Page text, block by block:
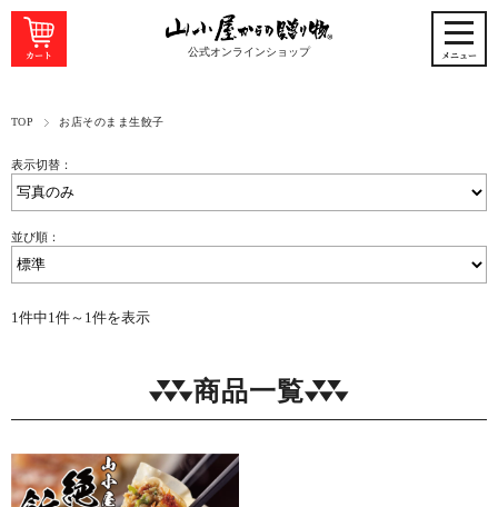
公式オンラインショップ
TOP お店そのまま生餃子
表示切替：
並び順：
1件中1件～1件を表示
商品一覧